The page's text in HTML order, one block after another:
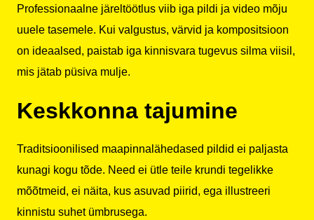
Professionaalne järeltöötlus viib iga pildi ja video mõju
uuele tasemele. Kui valgustus, värvid ja kompositsioon
on ideaalsed, paistab iga kinnisvara tugevus silma viisil,
mis jätab püsiva mulje.
Keskkonna tajumine
Traditsioonilised maapinnalähedased pildid ei paljasta
kunagi kogu tõde. Need ei ütle teile krundi tegelikke
mõõtmeid, ei näita, kus asuvad piirid, ega illustreeri
kinnistu suhet ümbrusega.